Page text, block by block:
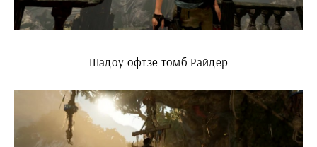
Шадоу офтзе томб Райдер